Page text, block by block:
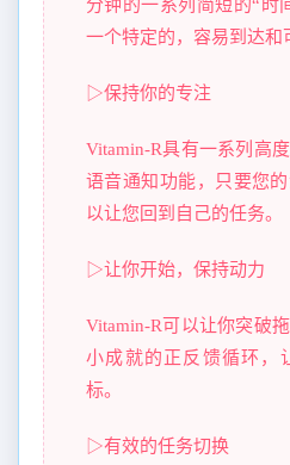
分钟的一系列简短的“时
一个特定的，容易到达和
▷保持你的专注
Vitamin-R具有一系列高
语音通知功能，只要您
以让您回到自己的任务。
▷让你开始，保持动力
Vitamin-R可以让你突破
小成就的正反馈循环，
标。
▷有效的任务切换